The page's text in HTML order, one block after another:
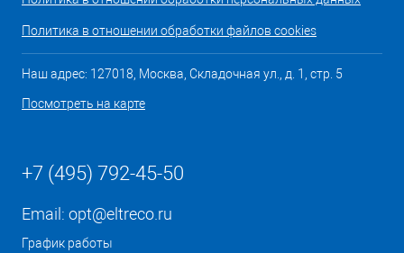
Политика в отношении обработки файлов cookies
Наш адрес: 127018, Москва, Складочная ул., д. 1, стр. 5
Посмотреть на карте
+7 (495) 792-45-50
Email: opt@eltreco.ru
График работы